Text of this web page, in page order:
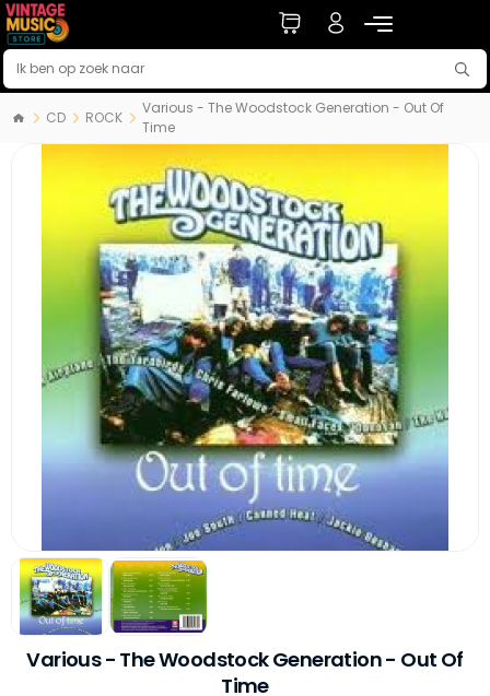
CD ROCK
Various - The Woodstock Generation - Out Of
Time
Various - The Woodstock Generation - Out Of
Time